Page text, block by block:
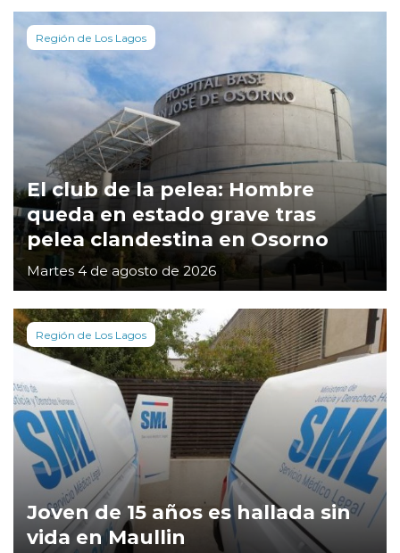
Región de Los Lagos
El club de la pelea: Hombre
queda en estado grave tras
pelea clandestina en Osorno
Martes 4 de agosto de 2026
Región de Los Lagos
Joven de 15 años es hallada sin
vida en Maullin